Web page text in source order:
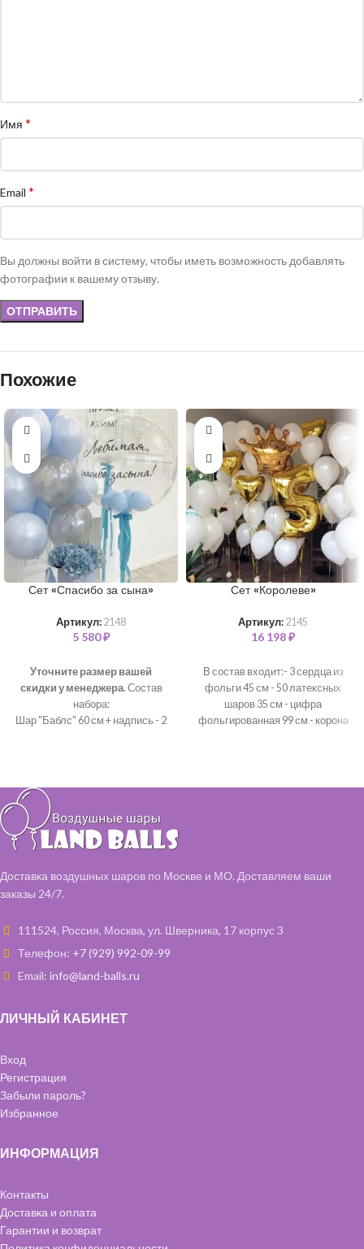
Имя *
Email *
Вы должны войти в систему, чтобы иметь возможность добавлять
фотографии к вашему отзыву.
Похожие
Сет «Спасибо за сына»
Артикул: 2148
5 580₽
Уточните размер вашей
скидки у менеджера.Состав
набора:
Шар "Баблс" 60 см + надпись - 2
не входит
Сет «Королеве»
Артикул: 2145
16 198₽
В состав входит:- 3 сердца из
фольги 45 см - 50 латексных
шаров 35 см - цифра
фольгированная 99 см - корона
Доставка воздушных шаров по Москве и МО. Доставляем ваши
заказы 24/7.
111524, Россия, Москва, ул. Шверника, 17 корпус 3
Телефон: +7 (929) 992-09-99
Email: info@land-balls.ru
ЛИЧНЫЙ КАБИНЕТ
Вход
Регистрация
Забыли пароль?
Избранное
ИНФОРМАЦИЯ
Контакты
Доставка и оплата
Гарантии и возврат